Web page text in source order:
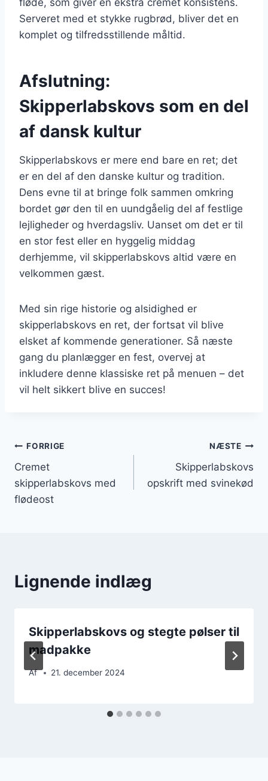
Serveret med et stykke rugbrød, bliver det en
komplet og tilfredsstillende måltid.
Afslutning:
Skipperlabskovs som en del
af dansk kultur
Skipperlabskovs er mere end bare en ret; det
er en del af den danske kultur og tradition.
Dens evne til at bringe folk sammen omkring
bordet gør den til en uundgåelig del af festlige
lejligheder og hverdagsliv. Uanset om det er til
en stor fest eller en hyggelig middag
derhjemme, vil skipperlabskovs altid være en
velkommen gæst.
Med sin rige historie og alsidighed er
skipperlabskovs en ret, der fortsat vil blive
elsket af kommende generationer. Så næste
gang du planlægger en fest, overvej at
inkludere denne klassiske ret på menuen – det
vil helt sikkert blive en succes!
Indlægsnavigation
FORRIGE
Cremet
skipperlabskovs med
flødeost
NÆSTE
Skipperlabskovs
opskrift med svinekød
Lignende indlæg
Skipperlabskovs og stegte pølser til
madpakke
Af 21. december 2024